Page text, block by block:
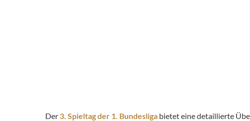
Der 3. Spieltag der 1. Bundesliga bietet eine detaillierte